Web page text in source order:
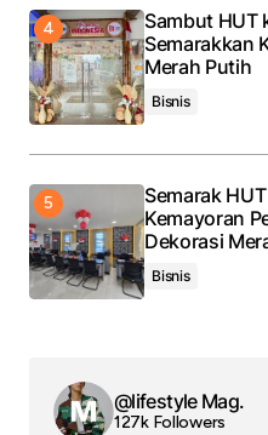
Sambut HUT
Semarakkan
Merah Putih
Bisnis
Semarak
Kemayoran
Dekorasi
Bisnis
@lifestyle Mag.
127k Followers